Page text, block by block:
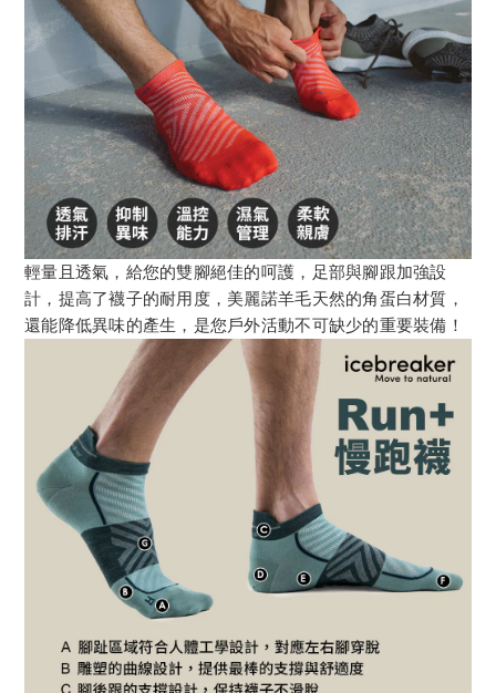
輕量且透氣，給您的雙腳絕佳的呵護，足部與腳跟加強設
計，提高了襪子的耐用度，美麗諾羊毛天然的角蛋白材質，
還能降低異味的產生，是您戶外活動不可缺少的重要裝備！